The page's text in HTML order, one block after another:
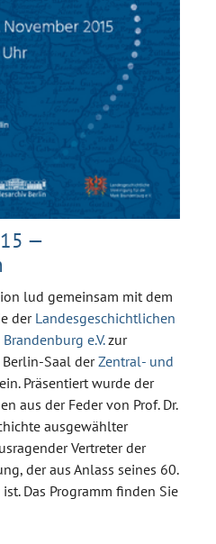
—
lud gemeinsam mit dem
der Landesgeschichtlichen
e.V.zur
Saal derZentral- und
ein. Präsentiert wurde der
aus der Feder von Prof. Dr.
ausgewählter
Vertreter der
der aus Anlass seines 60.
Das Programm finden Sie